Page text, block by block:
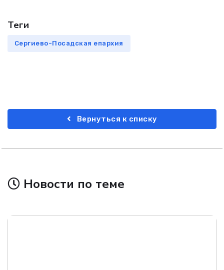
Теги
Сергиево-Посадская епархия
Вернуться к списку
Новости по теме